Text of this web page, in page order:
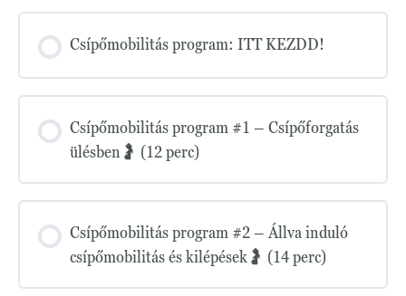
Csípőmobilitás program: ITT KEZDD!
Csípőmobilitás program #1 – Csípőforgatás
ülésben🤰 (12 perc)
Csípőmobilitás program #2 – Állva induló
csípőmobilitás és kilépések🤰 (14 perc)